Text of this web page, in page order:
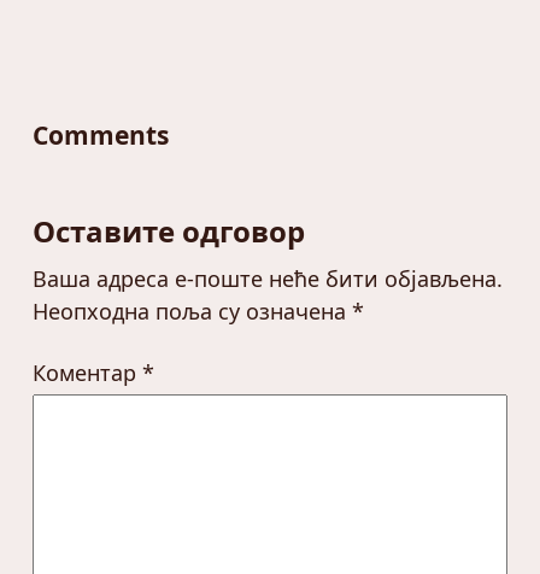
Comments
Оставите одговор
Ваша адреса е-поште неће бити објављена.
Неопходна поља су означена *
Коментар *